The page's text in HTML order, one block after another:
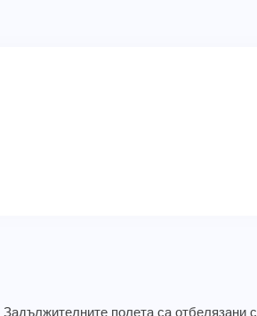
Задължителните полета са отбелязани с